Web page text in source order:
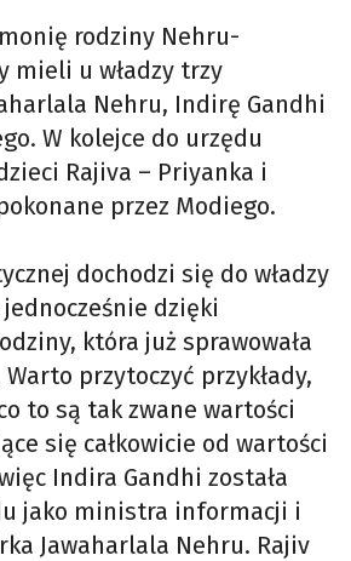
rodziny Nehru-
mieli u władzy trzy
Nehru, Indirę Gandhi
W kolejce do urzędu
Rajiva – Priyanka i
przez Modiego.
dochodzi się do władzy
dzięki
która już sprawowała
przytoczyć przykłady,
to są tak zwane wartości
się całkowicie od wartości
Indira Gandhi została
jako ministra informacji i
Jawaharlala Nehru. Rajiv